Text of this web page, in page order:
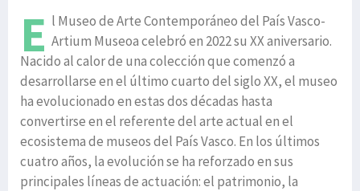
E l Museo de Arte Contemporáneo del País Vasco-
Artium Museoa celebró en 2022 su XX aniversario.
Nacido al calor de una colección que comenzó a
desarrollarse en el último cuarto del siglo XX, el museo
ha evolucionado en estas dos décadas hasta
convertirse en el referente del arte actual en el
ecosistema de museos del País Vasco. En los últimos
cuatro años, la evolución se ha reforzado en sus
principales líneas de actuación: el patrimonio, la